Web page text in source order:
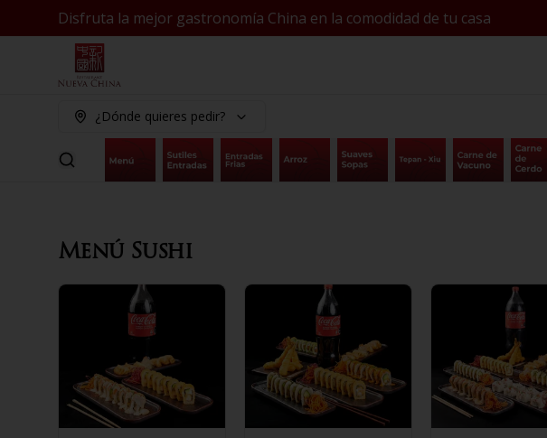
Disfruta la mejor gastronomía China en la comodidad de tu casa
¿Dónde quieres pedir?
Menú Sushi